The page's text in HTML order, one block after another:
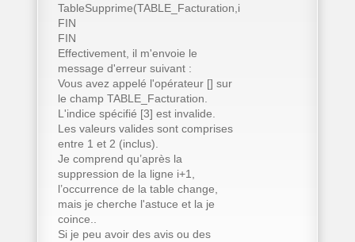
TableSupprime(TABLE_Facturation,i+1)
FIN
FIN
Effectivement, il m'envoie le
message d'erreur suivant :
Vous avez appelé l'opérateur [] sur
le champ TABLE_Facturation.
L'indice spécifié [3] est invalide.
Les valeurs valides sont comprises
entre 1 et 2 (inclus).
Je comprend qu’après la
suppression de la ligne i+1,
l’occurrence de la table change,
mais je cherche l'astuce et la je
coince..
Si je peu avoir des avis ou des